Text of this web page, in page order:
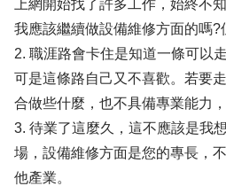
上網開始找了許多工作，始終不
我應該繼續做設備維修方面的嗎?
2. 職涯路會卡住是知道一條可以
可是這條路自己又不喜歡。若要
合做些什麼，也不具備專業能力，
3. 待業了這麼久，這不應該是我
場，設備維修方面是您的專長，
他產業。